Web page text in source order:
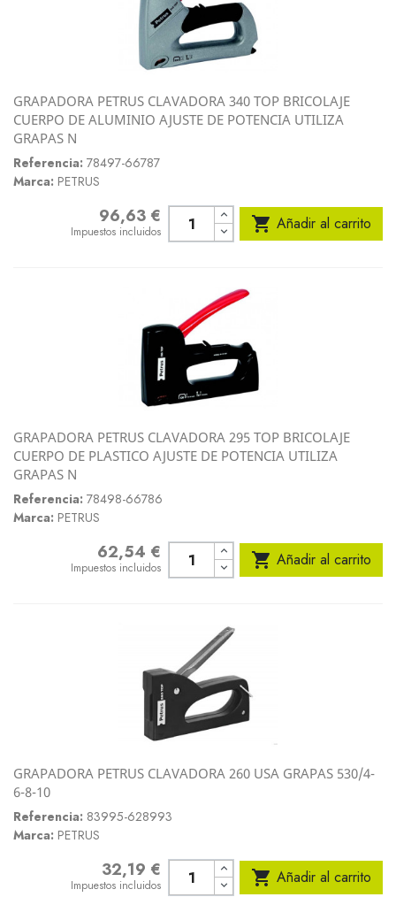
GRAPADORA PETRUS CLAVADORA 340 TOP BRICOLAJE
CUERPO DE ALUMINIO AJUSTE DE POTENCIA UTILIZA
GRAPAS N
Referencia: 78497-66787
Marca: PETRUS
Precio96,63 €
Impuestos incluidos  Añadir al carrito
GRAPADORA PETRUS CLAVADORA 295 TOP BRICOLAJE
CUERPO DE PLASTICO AJUSTE DE POTENCIA UTILIZA
GRAPAS N
Referencia: 78498-66786
Marca: PETRUS
Precio62,54 €
Impuestos incluidos  Añadir al carrito
GRAPADORA PETRUS CLAVADORA 260 USA GRAPAS 530/4-
6-8-10
Referencia: 83995-628993
Marca: PETRUS
Precio32,19 €
Impuestos incluidos  Añadir al carrito